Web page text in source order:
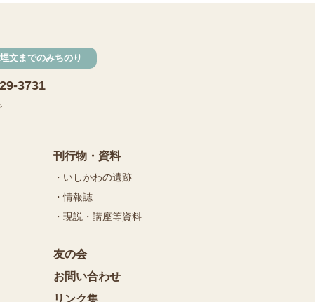
田植え
双耳瓶
勾玉
弥生の布づくり
埋文までのみちのり
3731
刊行物・資料
いしかわの遺跡
情報誌
現説・講座等資料
友の会
お問い合わせ
リンク集